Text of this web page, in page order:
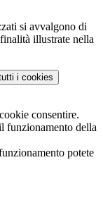
si avvalgono di
illustrate nella
i cookies
consentire.
funzionamento della
potete